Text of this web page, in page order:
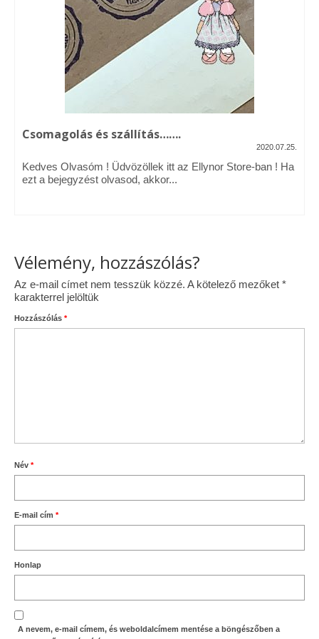
Vásárok, ahol velem is találkozhattál…
Alapanyagok, kellékek
A termékek tisztítása
Ellynor története
Adatkezelési tájékoztató
Általános Szerződési Feltételek
Csomagolás és szállítás…….
2020.07.25.
Kedves Olvasóm ! Üdvözöllek itt az Ellynor Store-ban ! Ha
ezt a bejegyzést olvasod, akkor...
Vélemény, hozzászólás?
Az e-mail címet nem tesszük közzé. A kötelező mezőket *
karakterrel jelöltük
Hozzászólás *
Név *
E-mail cím *
Honlap
A nevem, e-mail címem, és weboldalcímem mentése a böngészőben a